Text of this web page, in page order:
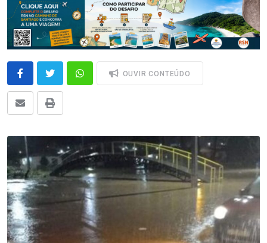
OUVIR CONTEÚDO